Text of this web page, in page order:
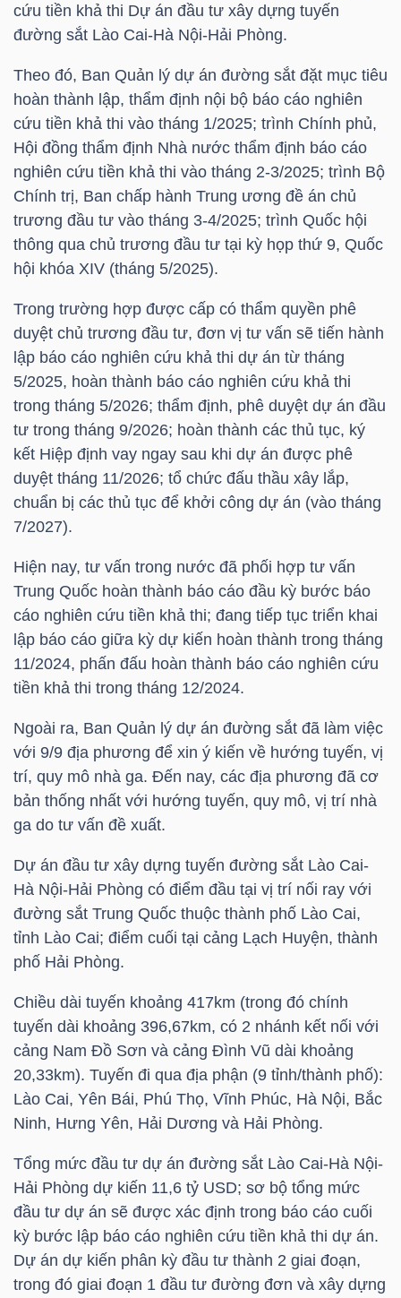
cứu tiền khả thi Dự án đầu tư xây dựng tuyến
đường sắt Lào Cai-Hà Nội-Hải Phòng.
Theo đó, Ban Quản lý dự án đường sắt đặt mục tiêu
hoàn thành lập, thẩm định nội bộ báo cáo nghiên
cứu tiền khả thi vào tháng 1/2025; trình Chính phủ,
Hội đồng thẩm định Nhà nước thẩm định báo cáo
nghiên cứu tiền khả thi vào tháng 2-3/2025; trình Bộ
Chính trị, Ban chấp hành Trung ương đề án chủ
trương đầu tư vào tháng 3-4/2025; trình Quốc hội
thông qua chủ trương đầu tư tại kỳ họp thứ 9, Quốc
hội khóa XIV (tháng 5/2025).
Trong trường hợp được cấp có thẩm quyền phê
duyệt chủ trương đầu tư, đơn vị tư vấn sẽ tiến hành
lập báo cáo nghiên cứu khả thi dự án từ tháng
5/2025, hoàn thành báo cáo nghiên cứu khả thi
trong tháng 5/2026; thẩm định, phê duyệt dự án đầu
tư trong tháng 9/2026; hoàn thành các thủ tục, ký
kết Hiệp định vay ngay sau khi dự án được phê
duyệt tháng 11/2026; tổ chức đấu thầu xây lắp,
chuẩn bị các thủ tục để khởi công dự án (vào tháng
7/2027).
Hiện nay, tư vấn trong nước đã phối hợp tư vấn
Trung Quốc hoàn thành báo cáo đầu kỳ bước báo
cáo nghiên cứu tiền khả thi; đang tiếp tục triển khai
lập báo cáo giữa kỳ dự kiến hoàn thành trong tháng
11/2024, phấn đấu hoàn thành báo cáo nghiên cứu
tiền khả thi trong tháng 12/2024.
Ngoài ra, Ban Quản lý dự án đường sắt đã làm việc
với 9/9 địa phương để xin ý kiến về hướng tuyến, vị
trí, quy mô nhà ga. Đến nay, các địa phương đã cơ
bản thống nhất với hướng tuyến, quy mô, vị trí nhà
ga do tư vấn đề xuất.
Dự án đầu tư xây dựng tuyến đường sắt Lào Cai-
Hà Nội-Hải Phòng có điểm đầu tại vị trí nối ray với
đường sắt Trung Quốc thuộc thành phố Lào Cai,
tỉnh Lào Cai; điểm cuối tại cảng Lạch Huyện, thành
phố Hải Phòng.
Chiều dài tuyến khoảng 417km (trong đó chính
tuyến dài khoảng 396,67km, có 2 nhánh kết nối với
cảng Nam Đồ Sơn và cảng Đình Vũ dài khoảng
20,33km). Tuyến đi qua địa phận (9 tỉnh/thành phố):
Lào Cai, Yên Bái, Phú Thọ, Vĩnh Phúc, Hà Nội, Bắc
Ninh, Hưng Yên, Hải Dương và Hải Phòng.
Tổng mức đầu tư dự án đường sắt Lào Cai-Hà Nội-
Hải Phòng dự kiến 11,6 tỷ USD; sơ bộ tổng mức
đầu tư dự án sẽ được xác định trong báo cáo cuối
kỳ bước lập báo cáo nghiên cứu tiền khả thi dự án.
Dự án dự kiến phân kỳ đầu tư thành 2 giai đoạn,
trong đó giai đoạn 1 đầu tư đường đơn và xây dựng
TẾ
THẾ
GIỚI
ĐÔNG
DƯƠNG
TÀI
CHÍNH
CÁ
NHÂN
PHÂN
TÍCH
VIETSTOCKFINANCE
VĨ
MÔ
NGÀNH
DOANH
CỔ
PHIẾU
SINH
PHIẾU
CÔNG
CỤ